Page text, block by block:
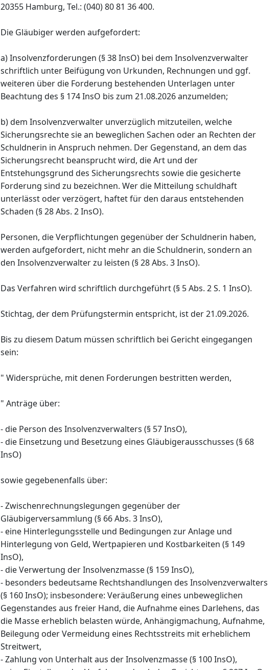
20355 Hamburg, Tel.: (040) 80 81 36 400.
Die Gläubiger werden aufgefordert:
a) Insolvenzforderungen (§ 38 InsO) bei dem Insolvenzverwalter
schriftlich unter Beifügung von Urkunden, Rechnungen und ggf.
weiteren über die Forderung bestehenden Unterlagen unter
Beachtung des § 174 InsO bis zum 21.08.2026 anzumelden;
b) dem Insolvenzverwalter unverzüglich mitzuteilen, welche
Sicherungsrechte sie an beweglichen Sachen oder an Rechten der
Schuldnerin in Anspruch nehmen. Der Gegenstand, an dem das
Sicherungsrecht beansprucht wird, die Art und der
Entstehungsgrund des Sicherungsrechts sowie die gesicherte
Forderung sind zu bezeichnen. Wer die Mitteilung schuldhaft
unterlässt oder verzögert, haftet für den daraus entstehenden
Schaden (§ 28 Abs. 2 InsO).
Personen, die Verpflichtungen gegenüber der Schuldnerin haben,
werden aufgefordert, nicht mehr an die Schuldnerin, sondern an
den Insolvenzverwalter zu leisten (§ 28 Abs. 3 InsO).
Das Verfahren wird schriftlich durchgeführt (§ 5 Abs. 2 S. 1 InsO).
Stichtag, der dem Prüfungstermin entspricht, ist der 21.09.2026.
Bis zu diesem Datum müssen schriftlich bei Gericht eingegangen
sein:
" Widersprüche, mit denen Forderungen bestritten werden,
" Anträge über:
- die Person des Insolvenzverwalters (§ 57 InsO),
- die Einsetzung und Besetzung eines Gläubigerausschusses (§ 68
InsO)
sowie gegebenenfalls über:
- Zwischenrechnungslegungen gegenüber der
Gläubigerversammlung (§ 66 Abs. 3 InsO),
- eine Hinterlegungsstelle und Bedingungen zur Anlage und
Hinterlegung von Geld, Wertpapieren und Kostbarkeiten (§ 149
InsO),
- die Verwertung der Insolvenzmasse (§ 159 InsO),
- besonders bedeutsame Rechtshandlungen des Insolvenzverwalters
(§ 160 InsO); insbesondere: Veräußerung eines unbeweglichen
Gegenstandes aus freier Hand, die Aufnahme eines Darlehens, das
die Masse erheblich belasten würde, Anhängigmachung, Aufnahme,
Beilegung oder Vermeidung eines Rechtsstreits mit erheblichem
Streitwert,
- Zahlung von Unterhalt aus der Insolvenzmasse (§ 100 InsO),